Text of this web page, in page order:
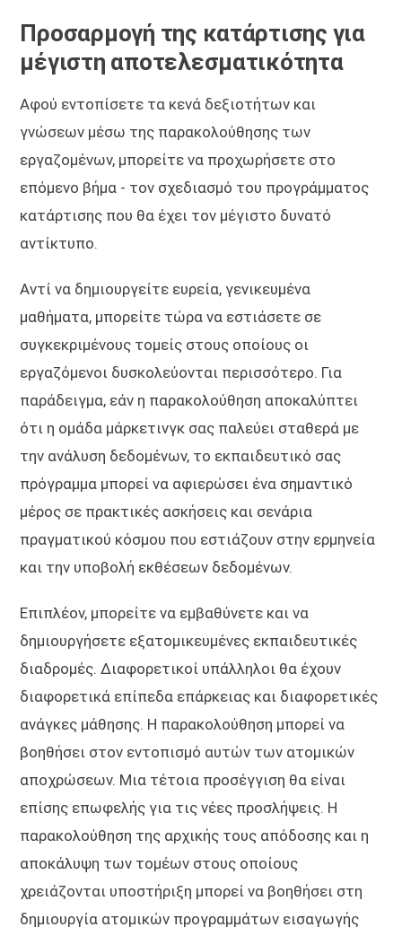
Προσαρμογή της κατάρτισης για
μέγιστη αποτελεσματικότητα
Αφού εντοπίσετε τα κενά δεξιοτήτων και
γνώσεων μέσω της παρακολούθησης των
εργαζομένων, μπορείτε να προχωρήσετε στο
επόμενο βήμα - τον σχεδιασμό του προγράμματος
κατάρτισης που θα έχει τον μέγιστο δυνατό
αντίκτυπο.
Αντί να δημιουργείτε ευρεία, γενικευμένα
μαθήματα, μπορείτε τώρα να εστιάσετε σε
συγκεκριμένους τομείς στους οποίους οι
εργαζόμενοι δυσκολεύονται περισσότερο. Για
παράδειγμα, εάν η παρακολούθηση αποκαλύπτει
ότι η ομάδα μάρκετινγκ σας παλεύει σταθερά με
την ανάλυση δεδομένων, το εκπαιδευτικό σας
πρόγραμμα μπορεί να αφιερώσει ένα σημαντικό
μέρος σε πρακτικές ασκήσεις και σενάρια
πραγματικού κόσμου που εστιάζουν στην ερμηνεία
και την υποβολή εκθέσεων δεδομένων.
Επιπλέον, μπορείτε να εμβαθύνετε και να
δημιουργήσετε εξατομικευμένες εκπαιδευτικές
διαδρομές. Διαφορετικοί υπάλληλοι θα έχουν
διαφορετικά επίπεδα επάρκειας και διαφορετικές
ανάγκες μάθησης. Η παρακολούθηση μπορεί να
βοηθήσει στον εντοπισμό αυτών των ατομικών
αποχρώσεων. Μια τέτοια προσέγγιση θα είναι
επίσης επωφελής για τις νέες προσλήψεις. Η
παρακολούθηση της αρχικής τους απόδοσης και η
αποκάλυψη των τομέων στους οποίους
χρειάζονται υποστήριξη μπορεί να βοηθήσει στη
δημιουργία ατομικών προγραμμάτων εισαγωγής